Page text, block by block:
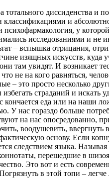
тотального диссиденства и
классификациями и
у
исследованиями и не
– вспышка отрицания,
изящных искусств, куда
там увидят. И возникает
не на кого равняться,
– это просто несколько
избегать страданий и искать
кончается еда или на наши
У нас гораздо больше
на нас опосредованно,
воодушевить,
основу. Если
следствием языка.
перешедшие в
Это вот и есть
в этой топи – легче